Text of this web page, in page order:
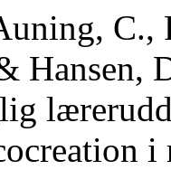
C.,
Hansen,